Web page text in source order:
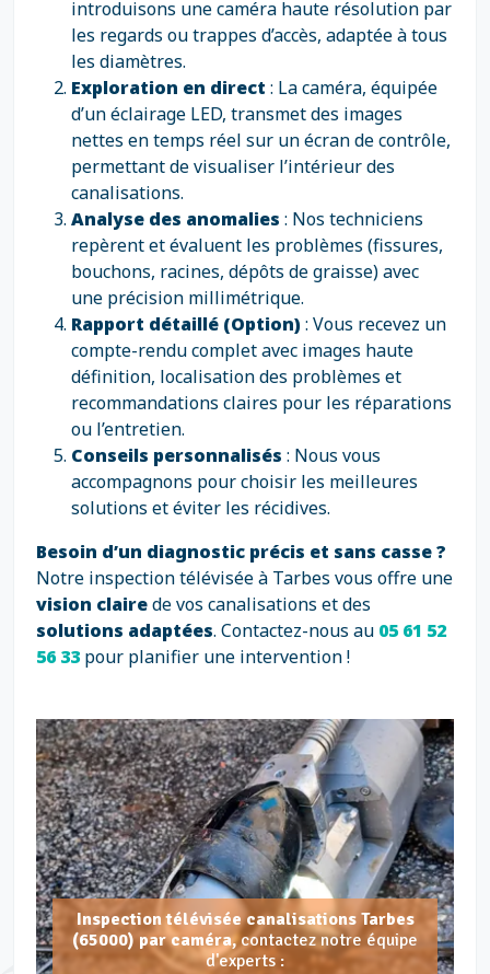
introduisons une caméra haute résolution par
les regards ou trappes d’accès, adaptée à tous
les diamètres.
Exploration en direct : La caméra, équipée
d’un éclairage LED, transmet des images
nettes en temps réel sur un écran de contrôle,
permettant de visualiser l’intérieur des
canalisations.
Analyse des anomalies : Nos techniciens
repèrent et évaluent les problèmes (fissures,
bouchons, racines, dépôts de graisse) avec
une précision millimétrique.
Rapport détaillé (Option) : Vous recevez un
compte-rendu complet avec images haute
définition, localisation des problèmes et
recommandations claires pour les réparations
ou l’entretien.
Conseils personnalisés : Nous vous
accompagnons pour choisir les meilleures
solutions et éviter les récidives.
Besoin d’un diagnostic précis et sans casse ?
Notre inspection télévisée à Tarbes vous offre une
vision clairede vos canalisations et des
solutions adaptées. Contactez-nous au 05 61 52
56 33 pour planifier une intervention !
Inspection télévisée canalisations Tarbes
(65000) par caméra,contactez notre équipe
d'experts :